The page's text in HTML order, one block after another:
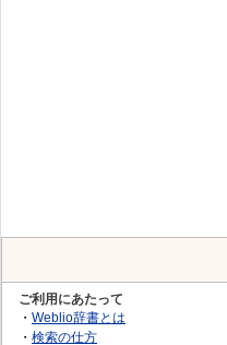
ご利用にあたって
・ Weblio辞書とは
・ 検索の仕方